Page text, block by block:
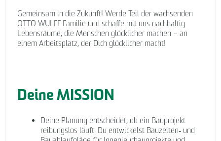
Gemeinsam in die Zukunft! Werde Teil der wachsenden
OTTO WULFF Familie und schaffe mit uns nachhaltig
Lebensräume, die Menschen glücklicher machen – an
einem Arbeitsplatz, der Dich glücklicher macht!
Deine MISSION
Deine Planung entscheidet, ob ein Bauprojekt
reibungslos läuft. Du entwickelst Bauzeiten‑ und